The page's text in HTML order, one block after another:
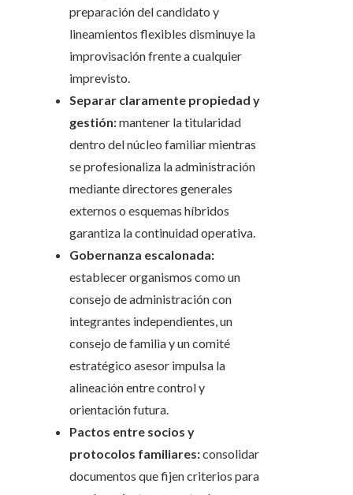
preparación del candidato y
lineamientos flexibles disminuye la
improvisación frente a cualquier
imprevisto.
Separar claramente propiedad y
gestión:mantener la titularidad
dentro del núcleo familiar mientras
se profesionaliza la administración
mediante directores generales
externos o esquemas híbridos
garantiza la continuidad operativa.
Gobernanza escalonada:
establecer organismos como un
consejo de administración con
integrantes independientes, un
consejo de familia y un comité
estratégico asesor impulsa la
alineación entre control y
orientación futura.
Pactos entre socios y
protocolos familiares:consolidar
documentos que fijen criterios para